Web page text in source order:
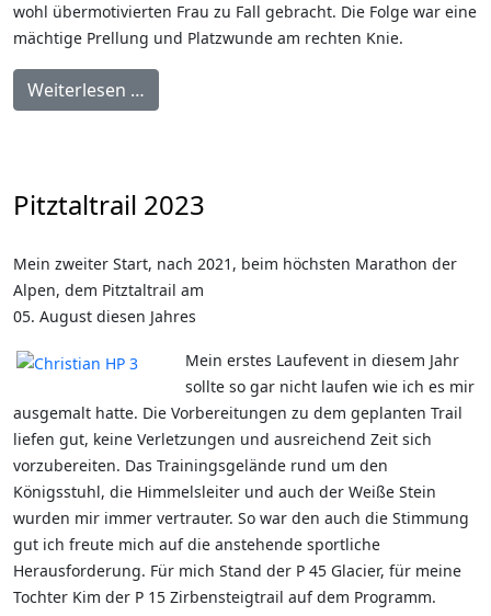
wohl übermotivierten Frau zu Fall gebracht. Die Folge war eine
mächtige Prellung und Platzwunde am rechten Knie.
Weiterlesen …
Pitztaltrail 2023
Mein zweiter Start, nach 2021, beim höchsten Marathon der
Alpen, dem Pitztaltrail am
05. August diesen Jahres
Mein erstes Laufevent in diesem Jahr
sollte so gar nicht laufen wie ich es mir
ausgemalt hatte. Die Vorbereitungen zu dem geplanten Trail
liefen gut, keine Verletzungen und ausreichend Zeit sich
vorzubereiten. Das Trainingsgelände rund um den
Königsstuhl, die Himmelsleiter und auch der Weiße Stein
wurden mir immer vertrauter. So war den auch die Stimmung
gut ich freute mich auf die anstehende sportliche
Herausforderung. Für mich Stand der P 45 Glacier, für meine
Tochter Kim der P 15 Zirbensteigtrail auf dem Programm.